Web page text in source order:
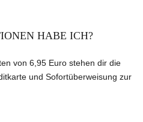
HABE ICH?
von 6,95 Euro stehen dir die
und Sofortüberweisung zur